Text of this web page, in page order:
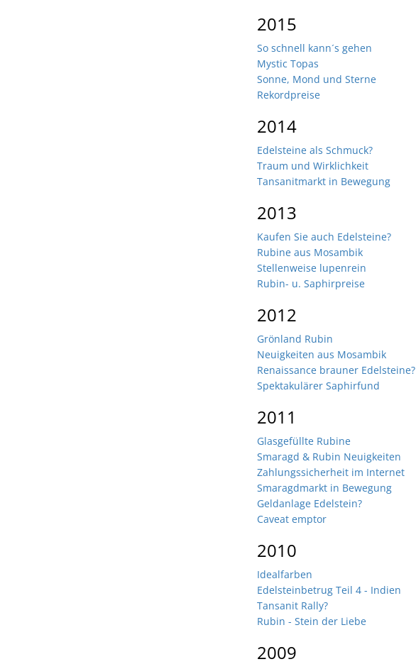
2015
So schnell kann´s gehen
Mystic Topas
Sonne, Mond und Sterne
Rekordpreise
2014
Edelsteine als Schmuck?
Traum und Wirklichkeit
Tansanitmarkt in Bewegung
2013
Kaufen Sie auch Edelsteine?
Rubine aus Mosambik
Stellenweise lupenrein
Rubin- u. Saphirpreise
2012
Grönland Rubin
Neuigkeiten aus Mosambik
Renaissance brauner Edelsteine?
Spektakulärer Saphirfund
2011
Glasgefüllte Rubine
Smaragd & Rubin Neuigkeiten
Zahlungssicherheit im Internet
Smaragdmarkt in Bewegung
Geldanlage Edelstein?
Caveat emptor
2010
Idealfarben
Edelsteinbetrug Teil 4 - Indien
Tansanit Rally?
Rubin - Stein der Liebe
2009